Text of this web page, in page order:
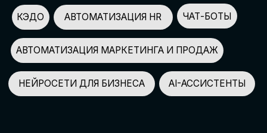
УЧАСТНИКОВ
2500+
GLOBAL TECH FORUM –